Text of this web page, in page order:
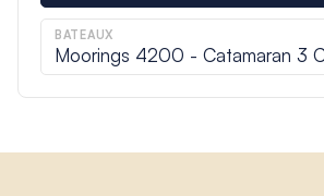
BATEAUX
Moorings 4200 - Catamaran 3